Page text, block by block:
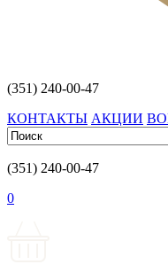
(351) 240-00-47
КОНТАКТЫ АКЦИИ
(351) 240-00-47
0